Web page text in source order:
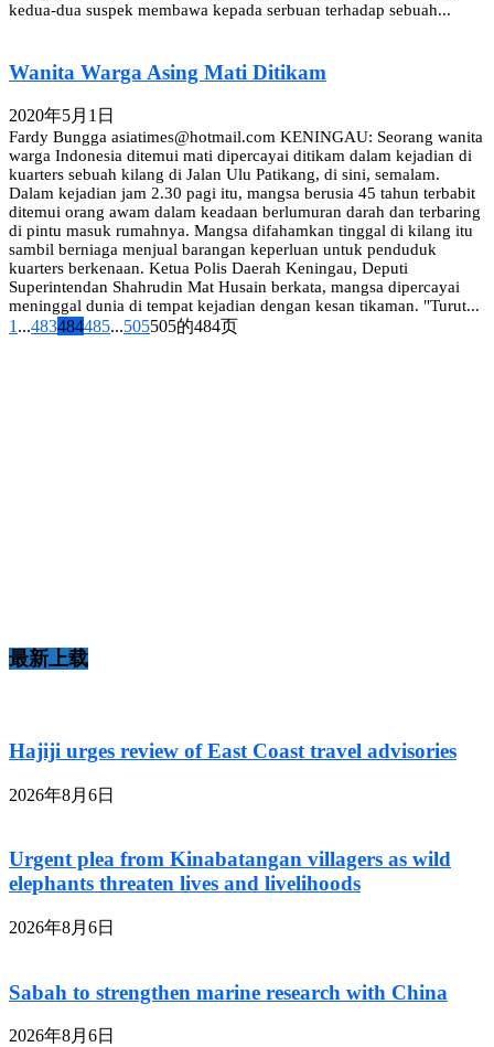
kedua-dua suspek membawa kepada serbuan terhadap sebuah...
Wanita Warga Asing Mati Ditikam
2020年5月1日
Fardy Bungga asiatimes@hotmail.com KENINGAU: Seorang wanita
warga Indonesia ditemui mati dipercayai ditikam dalam kejadian di
kuarters sebuah kilang di Jalan Ulu Patikang, di sini, semalam.
Dalam kejadian jam 2.30 pagi itu, mangsa berusia 45 tahun terbabit
ditemui orang awam dalam keadaan berlumuran darah dan terbaring
di pintu masuk rumahnya. Mangsa difahamkan tinggal di kilang itu
sambil berniaga menjual barangan keperluan untuk penduduk
kuarters berkenaan. Ketua Polis Daerah Keningau, Deputi
Superintendan Shahrudin Mat Husain berkata, mangsa dipercayai
meninggal dunia di tempat kejadian dengan kesan tikaman. "Turut...
1 ...483484485...505505的484页
最新上载
Hajiji urges review of East Coast travel advisories
2026年8月6日
Urgent plea from Kinabatangan villagers as wild
elephants threaten lives and livelihoods
2026年8月6日
Sabah to strengthen marine research with China
2026年8月6日